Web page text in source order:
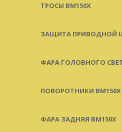
ТРОСЫ BM150X
ЗАЩИТА ПРИВОДНОЙ
ФАРА ГОЛОВНОГО
ПОВОРОТНИКИ BM150X
ФАРА ЗАДНЯЯ BM150X